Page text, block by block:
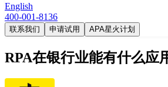
English
400-001-8136
联系我们 申请试用 APA星火计划
RPA在银行业能有什么应